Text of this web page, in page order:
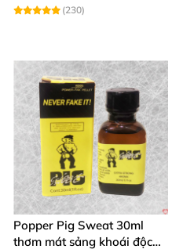
(230)
Popper Pig Sweat 30ml
thơm mát sảng khoái độc